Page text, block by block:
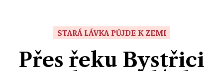
Přerov
Ekonomika
Ženy
Sport
STARÁ LÁVKA PŮJDE K ZEMI
Přes řeku Bystřici